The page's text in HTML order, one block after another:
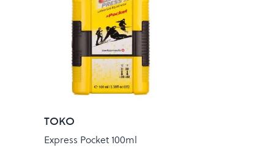
TOKO
Express Pocket 100ml